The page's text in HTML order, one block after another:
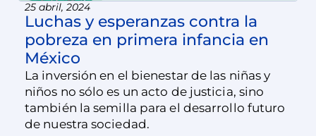
25 abril, 2024
Luchas y esperanzas contra la
pobreza en primera infancia en
México
La inversión en el bienestar de las niñas y
niños no sólo es un acto de justicia, sino
también la semilla para el desarrollo futuro
de nuestra sociedad.